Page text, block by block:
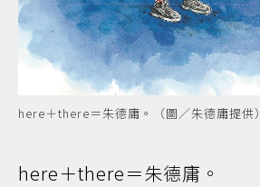
here＋there＝朱德庸。（圖／朱德庸提供）
here＋there＝朱德庸。